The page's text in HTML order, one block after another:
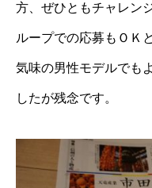
方、ぜひともチャレン
ループでの応募もＯＫ
気味の男性モデルでも
したが残念です。